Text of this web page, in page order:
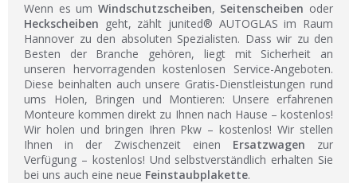
Wenn es um Windschutzscheiben, Seitenscheiben oder
Heckscheiben geht, zählt junited® AUTOGLAS im Raum
Hannover zu den absoluten Spezialisten. Dass wir zu den
Besten der Branche gehören, liegt mit Sicherheit an
unseren hervorragenden kostenlosen Service-Angeboten.
Diese beinhalten auch unsere Gratis-Dienstleistungen rund
ums Holen, Bringen und Montieren: Unsere erfahrenen
Monteure kommen direkt zu Ihnen nach Hause – kostenlos!
Wir holen und bringen Ihren Pkw – kostenlos! Wir stellen
Ihnen in der Zwischenzeit einen Ersatzwagen zur
Verfügung – kostenlos! Und selbstverständlich erhalten Sie
bei uns auch eine neue Feinstaubplakette.